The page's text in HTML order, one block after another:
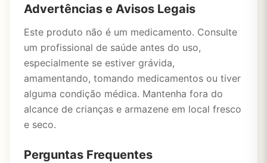
Advertências e Avisos Legais
Este produto não é um medicamento. Consulte
um profissional de saúde antes do uso,
especialmente se estiver grávida,
amamentando, tomando medicamentos ou tiver
alguma condição médica. Mantenha fora do
alcance de crianças e armazene em local fresco
e seco.
Perguntas Frequentes